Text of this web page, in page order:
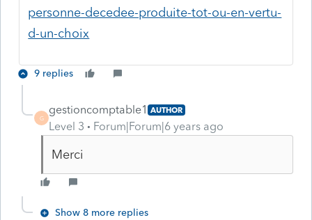
personne-decedee-produite-tot-ou-en-vertu-
d-un-choix
9 replies
G
gestioncomptable1 AUTHOR
Level 3 Forum|Forum|6 years ago
Merci
Show 8 more replies